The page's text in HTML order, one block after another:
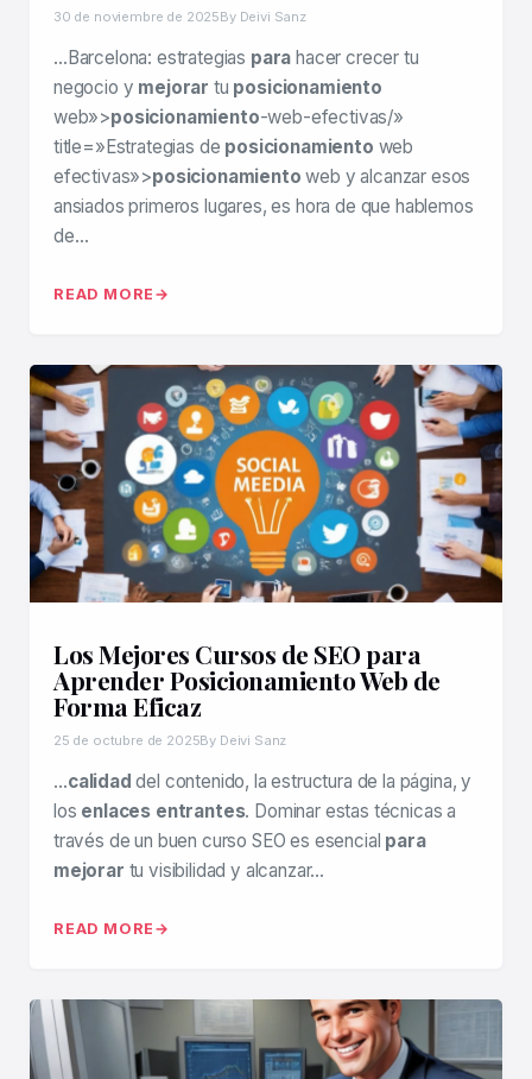
30 de noviembre de 2025By Deivi Sanz
…Barcelona: estrategias para hacer crecer tu
negocio y mejorar tu posicionamiento
web»>posicionamiento-web-efectivas/»
title=»Estrategias de posicionamiento web
efectivas»>posicionamiento web y alcanzar esos
ansiados primeros lugares, es hora de que hablemos
de…
READ MORE
Los Mejores Cursos de SEO para
Aprender Posicionamiento Web de
Forma Eficaz
25 de octubre de 2025By Deivi Sanz
…calidad del contenido, la estructura de la página, y
los enlaces entrantes. Dominar estas técnicas a
través de un buen curso SEO es esencial para
mejorar tu visibilidad y alcanzar…
READ MORE